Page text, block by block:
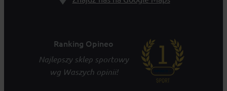
Ranking Opineo
Najlepszy sklep sportowy
wg Waszych opinii!